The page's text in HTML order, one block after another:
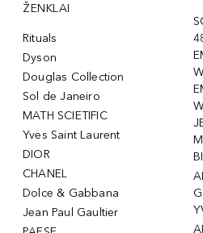
ŽENKLAI
Rituals
Dyson
Douglas Collection
Sol de Janeiro
MATH SCIETIFIC
Yves Saint Laurent
DIOR
CHANEL
Dolce & Gabbana
Jean Paul Gaultier